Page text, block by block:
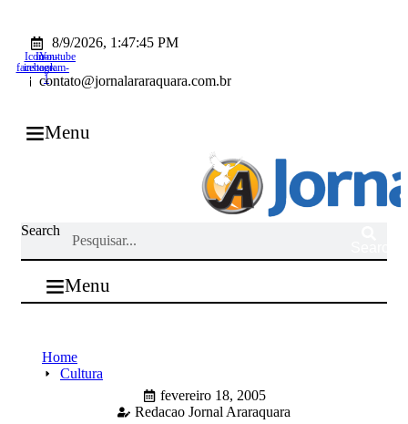
conteúdo
8/9/2026, 1:47:45 PM
Icon-
facebook
Icon-
instagram-
1
Youtube
contato@jornalararaquara.com.br
Menu
Search
Menu
Home
Cultura
fevereiro 18, 2005
Redacao Jornal Araraquara